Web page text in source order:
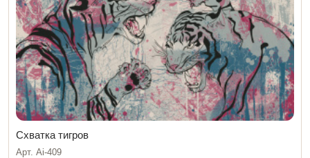
Схватка тигров
Арт. Ai-409